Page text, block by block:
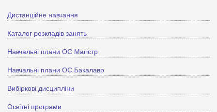
Дистанційне навчання
Каталог розкладів занять
Навчальні плани ОС Магістр
Навчальні плани ОС Бакалавр
Вибіркові дисципліни
Освітні програми